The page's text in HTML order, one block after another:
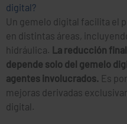
digital?
Un gemelo digital facilita el
en distintas áreas,
hidráulica. La reducción
depende solo del gemelo
agentes involucrados. Es
mejoras derivadas
digital.